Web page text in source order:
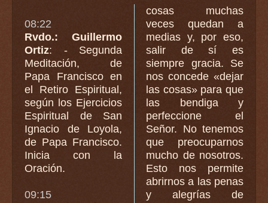
08:22
Rvdo.: Guillermo
Ortiz: - Segunda
Meditación, de
Papa Francisco en
el Retiro Espiritual,
según los Ejercicios
Espiritual de San
Ignacio de Loyola,
de Papa Francisco.
Inicia con la
Oración.
09:15
cosas muchas
veces quedan a
medias y, por eso,
salir de sí es
siempre gracia. Se
nos concede «dejar
las cosas» para que
las bendiga y
perfeccione el
Señor. No tenemos
que preocuparnos
mucho de nosotros.
Esto nos permite
abrirnos a las penas
y alegrías de